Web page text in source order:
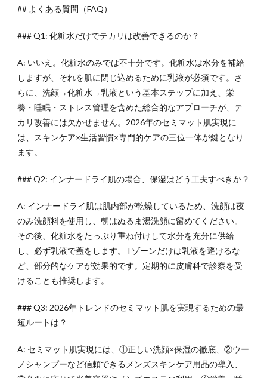
## よくある質問（FAQ）
### Q1: 化粧水だけでテカリは改善できるのか？
A: いいえ。化粧水のみでは不十分です。化粧水は水分を補給
しますが、それを肌に閉じ込めるために乳液が必須です。さ
らに、洗顔→化粧水→乳液という基本ステップに加え、栄
養・睡眠・ストレス管理を含めた総合的なアプローチが、テ
カリ改善には欠かせません。2026年のセミマット肌実現に
は、スキンケア×生活習慣×専門的ケアの三位一体が鍵となり
ます。
### Q2: インナードライ肌の場合、保湿はどう工夫すべきか？
A: インナードライ肌は肌内部が乾燥しているため、洗顔は夜
のみ洗顔料を使用し、朝はぬるま湯洗顔に留めてください。
その後、化粧水をたっぷり重ね付けして水分を充分に供給
し、必ず乳液で蓋をします。Tゾーンだけは乳液を避けるな
ど、部分的なケアが効果的です。定期的に皮膚科で診察を受
けることも推奨します。
### Q3: 2026年トレンドのセミマット肌を実現するための最
短ルートは？
A: セミマット肌実現には、①正しい洗顔×保湿の徹底、②ウー
ノシャンプーなど信頼できるメンズスキンケア用品の導入、